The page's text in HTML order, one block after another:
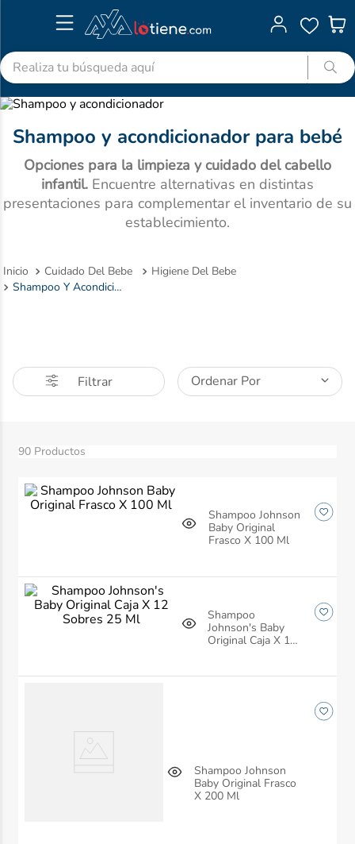
Realiza tu búsqueda aquí
Shampoo y acondicionador para bebé
Opciones para la limpieza y cuidado del cabello
infantil. Encuentre alternativas en distintas
presentaciones para complementar el inventario de su
establecimiento.
Cuidado Del Bebe
Higiene Del Bebe
Shampoo Y Acondicionador
Filtrar Ordenar Por
90 Productos
Shampoo Johnson
Baby Original
Frasco X 100 Ml
Shampoo
Johnson's Baby
Original Caja X 12
Shampoo Johnson
Baby Original Frasco
X 200 Ml
TÉRMINOS MÁS BUSCADOS
cyclofem
.
acetaminofen
4.
colgate
7.
pedialyte
. ibuprofeno